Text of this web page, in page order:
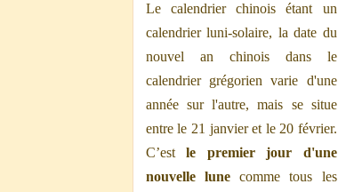
Le calendrier chinois étant un
calendrier luni-solaire, la date du
nouvel an chinois dans le
calendrier grégorien varie d'une
année sur l'autre, mais se situe
entre le 21 janvier et le 20 février.
C’estle premier jour d'une
nouvelle lunecomme tous les